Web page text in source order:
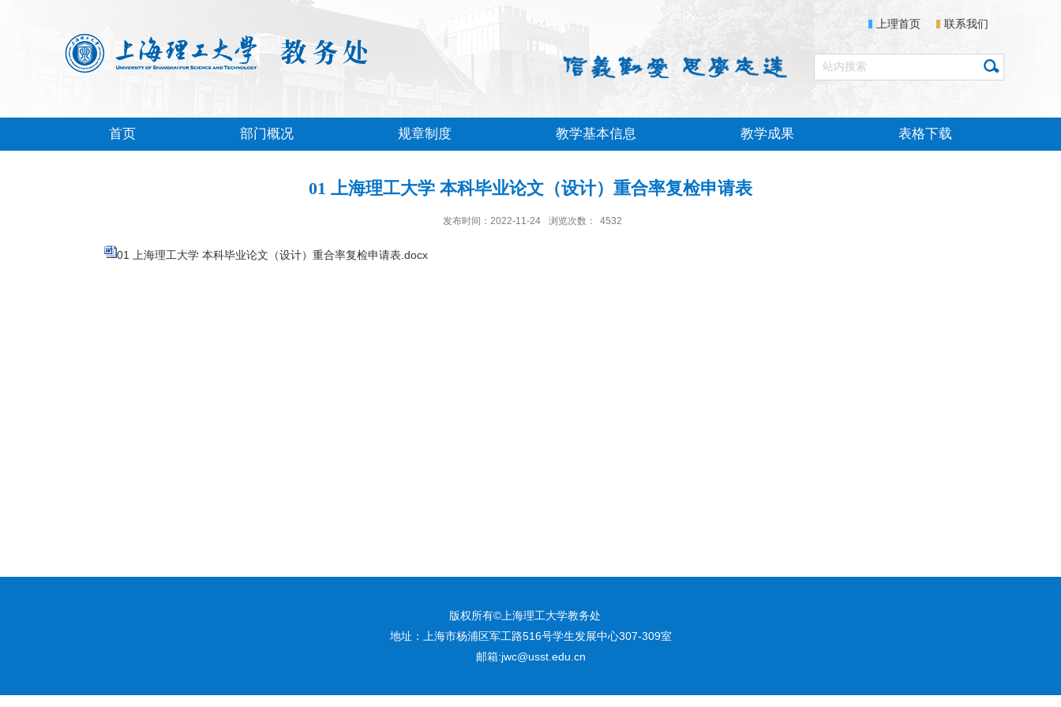
上理首页 联系我们
首页 部门概况 规章制度 教学基本信息 教学成果 表格下载
01 上海理工大学 本科⁪毕业论文（设计）重合率复检申请表
发布时间：2022-11-24 浏览次数： 4532
01 上海理工大学 本科⁪毕业论文（设计）重合率复检申请表.docx
版权所有©上海理工大学教务处
地址：上海市杨浦区军工路516号学生发展中心307-309室
邮箱:jwc@usst.edu.cn